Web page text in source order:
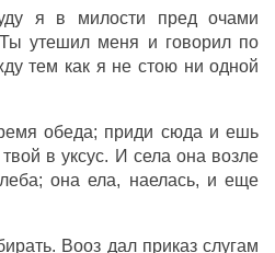
я в милости предочами
Тыутешил меня и говорилпо
тем как я не стою ниодной
обеда; приди сюда иешь
вуксус. И села она возле
; онаела, наелась, и еще
. Вооз дал приказ слугам